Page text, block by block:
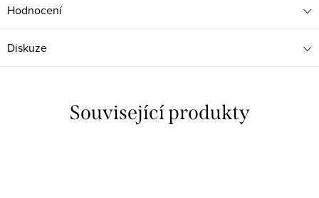
Hodnocení
Diskuze
Související produkty